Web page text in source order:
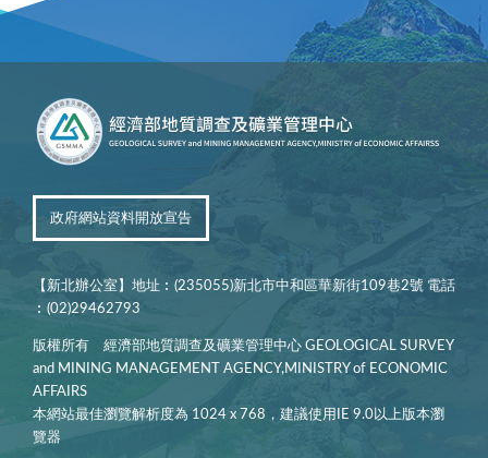
政府網站資料開放宣告
【新北辦公室】地址︰(235055)新北市中和區華新街109巷2號 電話
︰(02)29462793
版權所有 經濟部地質調查及礦業管理中心 GEOLOGICAL SURVEY
and MINING MANAGEMENT AGENCY,MINISTRY of ECONOMIC
AFFAIRS
本網站最佳瀏覽解析度為 1024 x 768，建議使用IE 9.0以上版本瀏
覽器